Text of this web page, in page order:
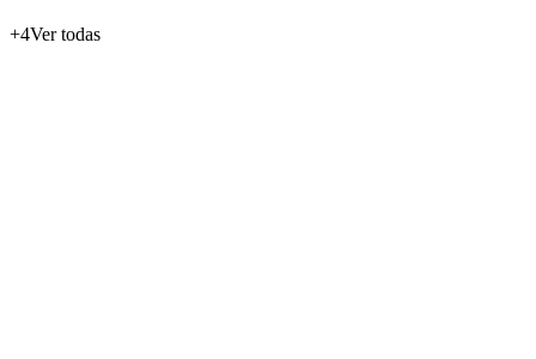
+4Ver todas